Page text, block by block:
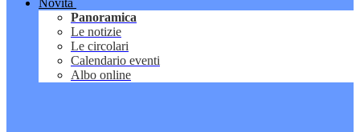
Novità
Panoramica
Le notizie
Le circolari
Calendario eventi
Albo online